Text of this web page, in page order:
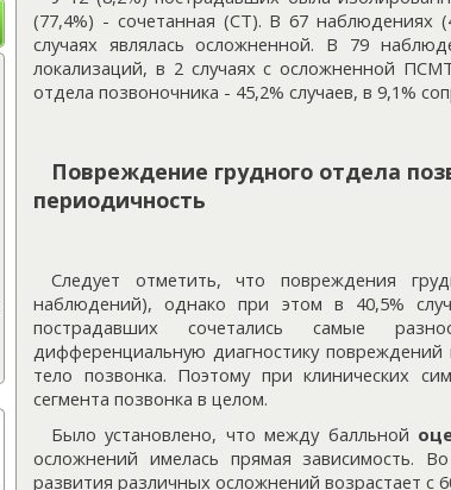
(77,4%) - сочетанная (СТ). В 67
случаях являлась осложненной. В 79
локализаций, в 2 случаях с осложненной
отдела позвоночника - 45,2% случаев, в 9,1%
Повреждение грудного отдела
периодичность
Следует отметить, что повреждения
наблюдений), однако при этом в 40,5%
пострадавших сочетались самые
дифференциальную диагностику
тело позвонка. Поэтому при клинических
сегмента позвонка в целом.
Было установлено, что между балльной
осложнений имелась прямая зависимость.
развития различных осложнений возрастает с